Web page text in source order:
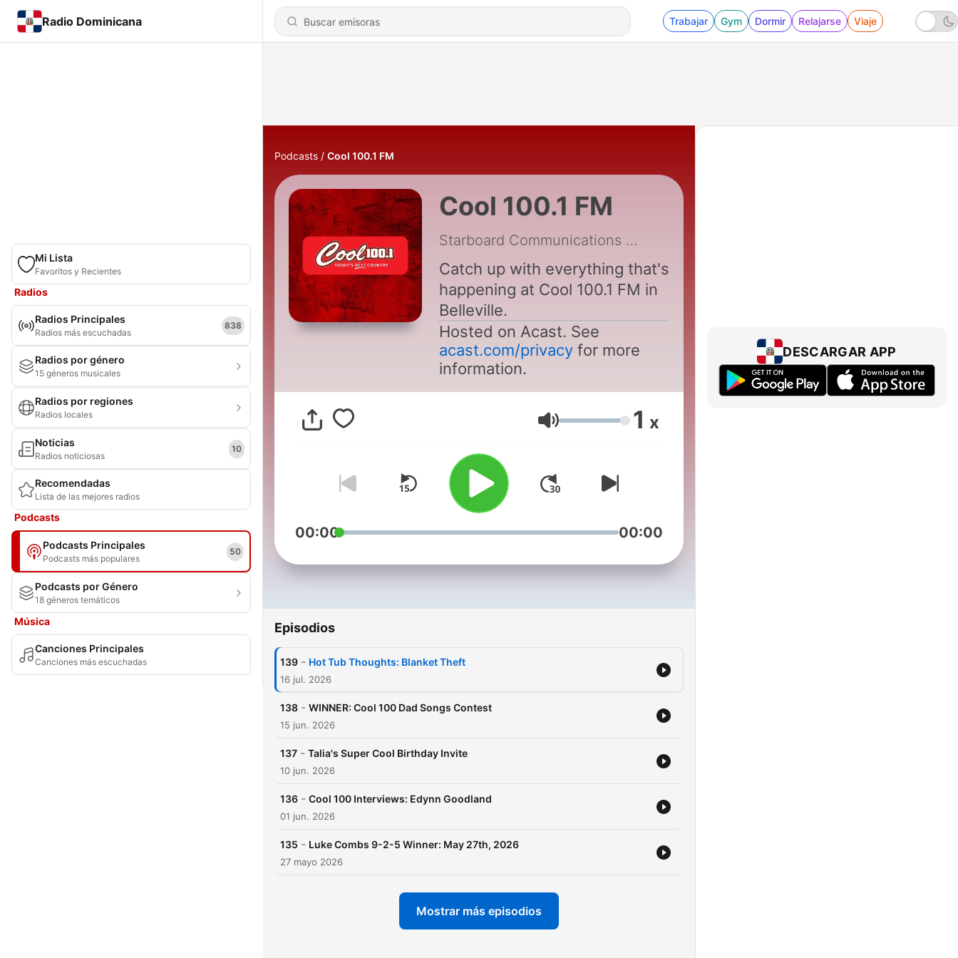
Radio Dominicana Trabajar Gym Dormir Relajarse Viaje
Mi Lista
Favoritos y Recientes
Radios
Radios Principales
Radios más escuchadas
838
Radios por género
15 géneros musicales
Radios por regiones
Radios locales
Noticias
Radios noticiosas
10
Recomendadas
Lista de las mejores radios
Podcasts
Podcasts Principales
Podcasts más populares
50
Podcasts por Género
18 géneros temáticos
Música
Canciones Principales
Canciones más escuchadas
Podcasts Cool 100.1 FM
Cool 100.1 FM
Starboard Communications Ltd.
Catch up with everything that's
happening at Cool 100.1 FM in
Belleville.
Hosted on Acast. See
acast.com/privacyfor more
information.
Volumen 1 x
00:00 00:00
Episodios
139 - Hot Tub Thoughts: Blanket Theft
16 jul. 2026
138 - WINNER: Cool 100 Dad Songs Contest
15 jun. 2026
137 - Talia's Super Cool Birthday Invite
10 jun. 2026
136 - Cool 100 Interviews: Edynn Goodland
01 jun. 2026
135 - Luke Combs 9-2-5 Winner: May 27th, 2026
27 mayo 2026
Mostrar más episodios
DESCARGAR APP